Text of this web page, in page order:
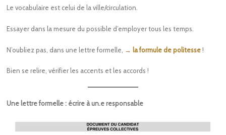
Le vocabulaire est celui de la ville/circulation.
Essayer dans la mesure du possible d’employer tous les temps.
N’oubliez pas, dans une lettre formelle, → la formule de politesse!
Bien se relire, vérifier les accents et les accords !
Une lettre formelle : écrire à un.e responsable